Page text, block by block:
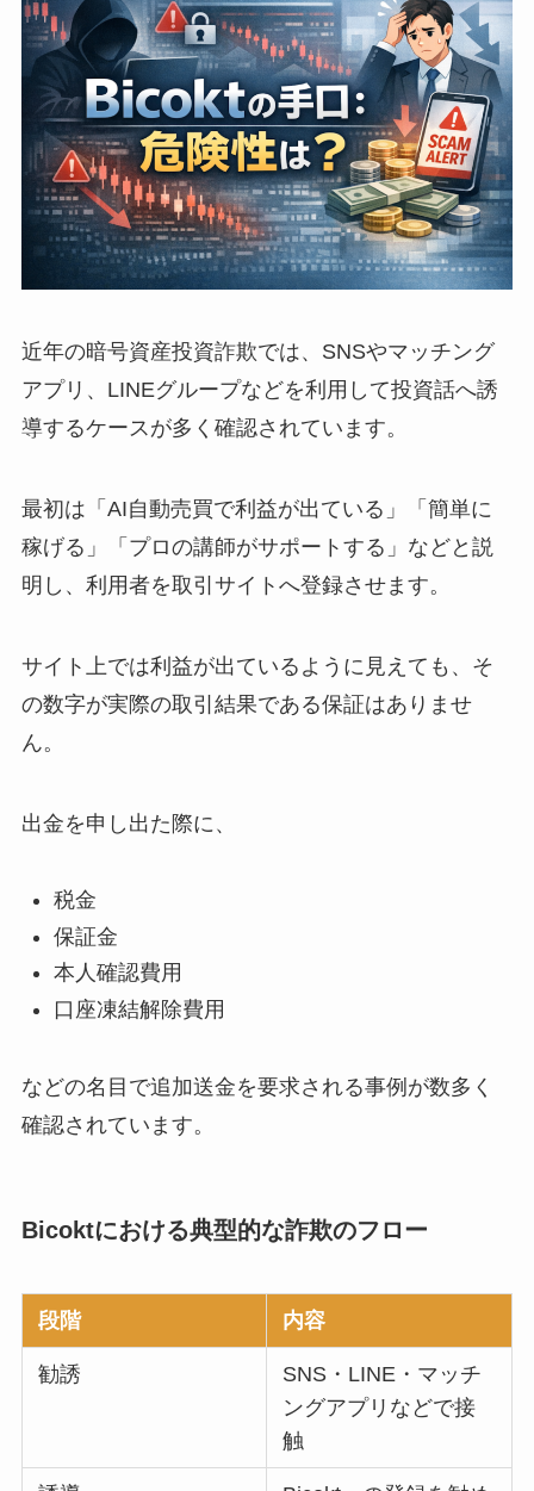
近年の暗号資産投資詐欺では、SNSやマッチング
アプリ、LINEグループなどを利用して投資話へ誘
導するケースが多く確認されています。
最初は「AI自動売買で利益が出ている」「簡単に
稼げる」「プロの講師がサポートする」などと説
明し、利用者を取引サイトへ登録させます。
サイト上では利益が出ているように見えても、そ
の数字が実際の取引結果である保証はありませ
ん。
出金を申し出た際に、
税金
保証金
本人確認費用
口座凍結解除費用
などの名目で追加送金を要求される事例が数多く
確認されています。
Bicoktにおける典型的な詐欺のフロー
段階 内容
勧誘
SNS・LINE・マッチ
ングアプリなどで接
触